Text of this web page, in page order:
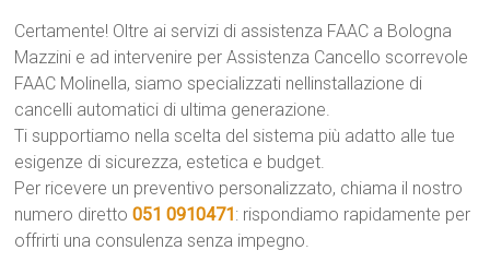
Certamente! Oltre ai servizi di assistenza FAAC a Bologna
Mazzini e ad intervenire per Assistenza Cancello scorrevole
FAAC Molinella, siamo specializzati nellinstallazione di
cancelli automatici di ultima generazione.
Ti supportiamo nella scelta del sistema più adatto alle tue
esigenze di sicurezza, estetica e budget.
Per ricevere un preventivo personalizzato, chiama il nostro
numero diretto051 0910471: rispondiamo rapidamente per
offrirti una consulenza senza impegno.